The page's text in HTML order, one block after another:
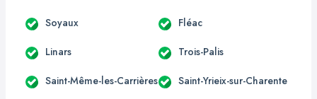
Soyaux Fléac
Linars Trois-Palis
Saint-Même-les-Carrières Saint-Yrieix-sur-Charente